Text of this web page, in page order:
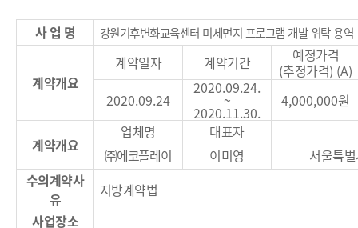
사 업 명 강원기후변화교육센터 미세먼지 프로그램 개발 위탁 용역
계약개요
계약일자 계약기간
예정가격
(추정가격) (A)
2020.09.24
2020.09.24.
~
2020.11.30.
4,000,000원
계약개요
업체명
대표자
㈜에코플레이 이미영
서울특
수의계약사
유
지방계약법
사업장소